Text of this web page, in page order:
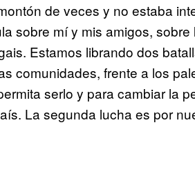
de veces y no estaba
sobre mí y mis amigos,
Estamos librando dos
comunidades, frente a los
serlo y para cambiar la
La segunda lucha es por